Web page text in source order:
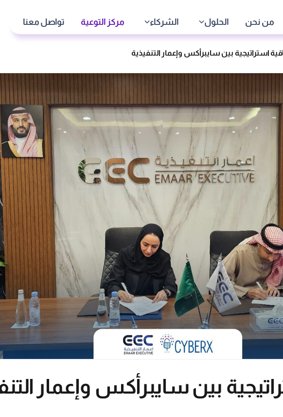
من نحن الحلول الشركاء مركز التوعية تواصل معنا
استراتيجية بين سايبرأكس وإعمار التنفيذية
بين سايبرأكس وإعمار